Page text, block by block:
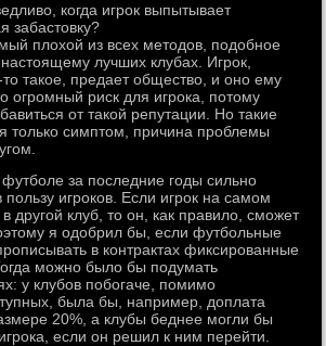
когда игрок выпытывает
забастовку?
плохой из всех методов, подобное
лучших клубах. Игрок,
то такое, предает общество, и оно ему
огромный риск для игрока, потому
от такой репутации. Но такие
только симптом, причина проблемы
за последние годы сильно
игроков. Если игрок на самом
другой клуб, то он, как правило, сможет
я одобрил бы, если футбольные
в контрактах фиксированные
можно было бы подумать
у клубов побогаче, помимо
была бы, например, доплата
20%, а клубы беднее могли бы
если он решил к ним перейти.